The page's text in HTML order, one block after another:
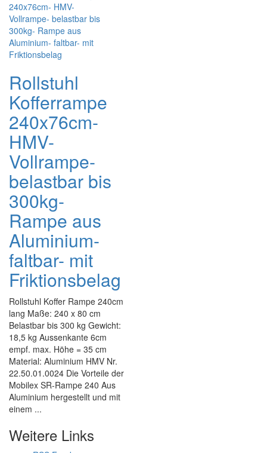
Rollstuhl
Kofferrampe
240x76cm-
HMV-
Vollrampe-
belastbar bis
300kg-
Rampe aus
Aluminium-
faltbar- mit
Friktionsbelag
Rollstuhl Koffer Rampe 240cm
lang Maße: 240 x 80 cm
Belastbar bis 300 kg Gewicht:
18,5 kg Aussenkante 6cm
empf. max. Höhe = 35 cm
Material: Aluminium HMV Nr.
22.50.01.0024 Die Vorteile der
Mobilex SR-Rampe 240 Aus
Aluminium hergestellt und mit
einem ...
Weitere Links